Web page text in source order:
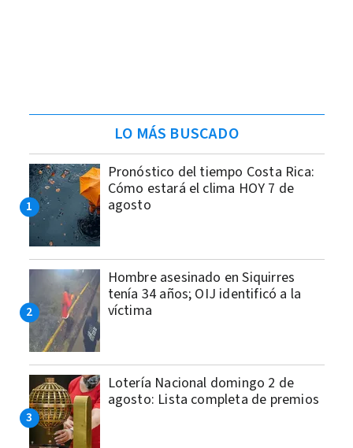
LO MÁS BUSCADO
Pronóstico del tiempo Costa Rica:
Cómo estará el clima HOY 7 de
agosto
Hombre asesinado en Siquirres
tenía 34 años; OIJ identificó a la
víctima
Lotería Nacional domingo 2 de
agosto: Lista completa de premios